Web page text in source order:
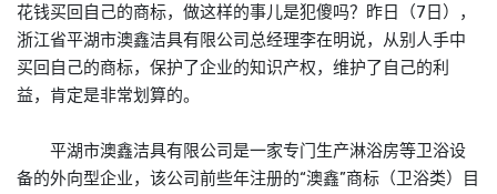
花钱买回自己的商标，做这样的事儿是犯傻吗？昨日（7日），
浙江省平湖市澳鑫洁具有限公司总经理李在明说，从别人手中
买回自己的商标，保护了企业的知识产权，维护了自己的利
益，肯定是非常划算的。
平湖市澳鑫洁具有限公司是一家专门生产淋浴房等卫浴设
备的外向型企业，该公司前些年注册的“澳鑫”商标（卫浴类）目